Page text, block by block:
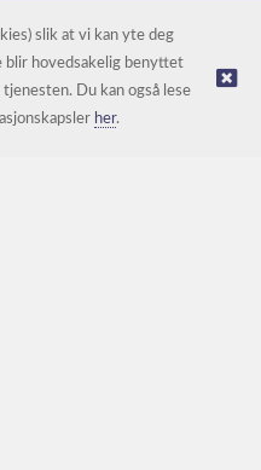
levert av Kréatif
slik at vi kan yte deg
blir hovedsakelig benyttet
Du kan også lese
her.